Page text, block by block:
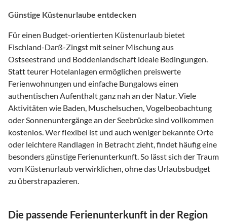
Günstige Küstenurlaube entdecken
Für einen Budget-orientierten Küstenurlaub bietet
Fischland-Darß-Zingst mit seiner Mischung aus
Ostseestrand und Boddenlandschaft ideale Bedingungen.
Statt teurer Hotelanlagen ermöglichen preiswerte
Ferienwohnungen und einfache Bungalows einen
authentischen Aufenthalt ganz nah an der Natur. Viele
Aktivitäten wie Baden, Muschelsuchen, Vogelbeobachtung
oder Sonnenuntergänge an der Seebrücke sind vollkommen
kostenlos. Wer flexibel ist und auch weniger bekannte Orte
oder leichtere Randlagen in Betracht zieht, findet häufig eine
besonders günstige Ferienunterkunft. So lässt sich der Traum
vom Küstenurlaub verwirklichen, ohne das Urlaubsbudget
zu überstrapazieren.
Die passende Ferienunterkunft in der Region